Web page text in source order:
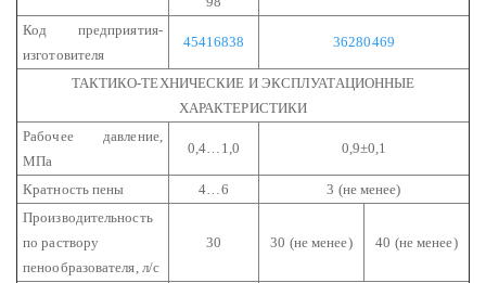
Код предприятия-
изготовителя
45416838 36280469
ТАКТИКО-ТЕХНИЧЕСКИЕ И ЭКСПЛУАТАЦИОННЫЕ
ХАРАКТЕРИСТИКИ
Рабочее давление,
МПа
0,4…1,0 0,9±0,1
Кратность пены 4…6
3 (не менее)
Производительность
по раствору
пенообразователя, л/с
30 30 (не менее) 40 (не менее)